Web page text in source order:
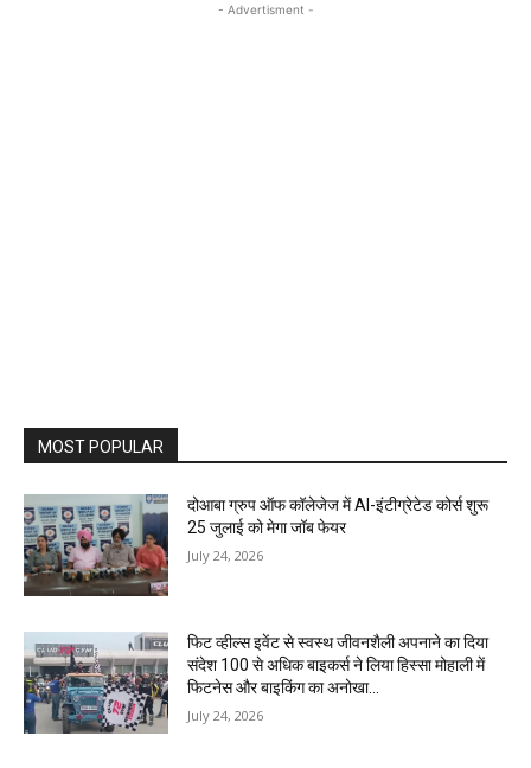
- Advertisment -
MOST POPULAR
दोआबा ग्रुप ऑफ कॉलेजेज में AI-इंटीग्रेटेड कोर्स शुरू
25 जुलाई को मेगा जॉब फेयर
July 24, 2026
फिट व्हील्स इवेंट से स्वस्थ जीवनशैली अपनाने का दिया
संदेश 100 से अधिक बाइकर्स ने लिया हिस्सा मोहाली में
फिटनेस और बाइकिंग का अनोखा...
July 24, 2026